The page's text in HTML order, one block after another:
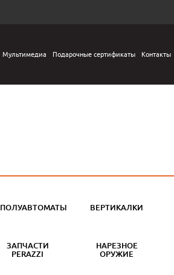
Мультимедиа Подарочные сертификаты Контакты
ПОЛУАВТОМАТЫ ВЕРТИКАЛКИ
ЗАПЧАСТИ
PERAZZI
НАРЕЗНОЕ
ОРУЖИЕ